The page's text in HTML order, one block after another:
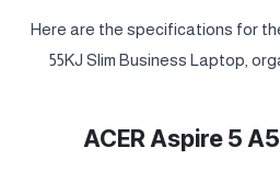
Here are the specifications for
55KJ Slim Business Laptop,
ACER Aspire 5